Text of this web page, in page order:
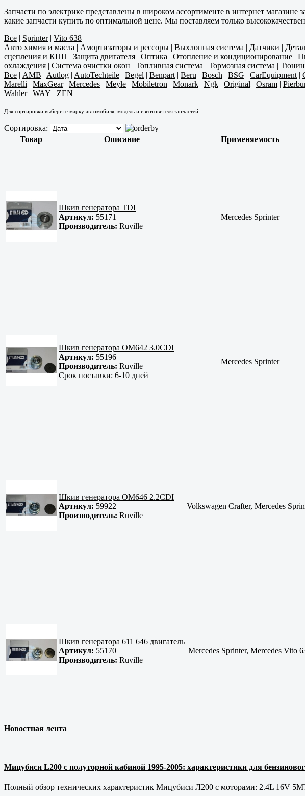
Запчасти по электрике представлены в широком ассортименте в интернет
какие запчасти купить по оптимальной цене. Мы поставляем только
Все | Sprinter| Vito 638
Авто химия и масла | Амортизаторы и рессоры | Выхлопная система | Датчики |
сцепления и КПП | Защита двигателя | Оптика | Отопление и кондиционирование |
охлаждения | Система очистки окон | Топливная система | Тормозная система |
Все | AMB | Autlog | AutoTechteile | Begel | Benpart | Beru | Bosch | BSG | CarEquipment |
Marelli | MaxGear| Mercedes | Meyle | Mobiletron | Monark | Ngk | Original | Osram |
Wahler| WAY | ZEN
Для сортировки выберите марку автомобиля, модель и изготовителя запчастей.
Сортировка:
Товар
Описание Применяемость
Шкив генератора TDI
Артикул: 55171
Производитель: Ruville
Mercedes Sprinter
Шкив генератора OM642 3.0СDI
Артикул: 55196
Производитель: Ruville
Срок поставки: 6-10 дней
Mercedes Sprinter
Шкив генератора OM646 2.2CDI
Артикул: 59922
Производитель: Ruville
Volkswagen Crafter, Mercedes
Шкив генератора 611 646 двигатель
Артикул: 55170
Производитель: Ruville
Mercedes Sprinter, Mercedes Vito
Новостная лента
Мицубиси L200 с полуторной кабиной 1995-2005: характеристики для
Полный обзор технических характеристик Мицубиси Л200 с моторами: 2.4L 16V